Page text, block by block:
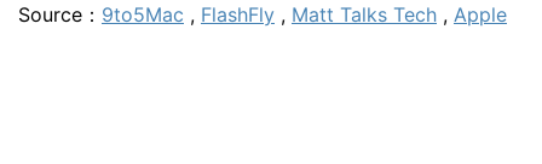
Source： 9to5Mac , FlashFly , Matt Talks Tech , Apple